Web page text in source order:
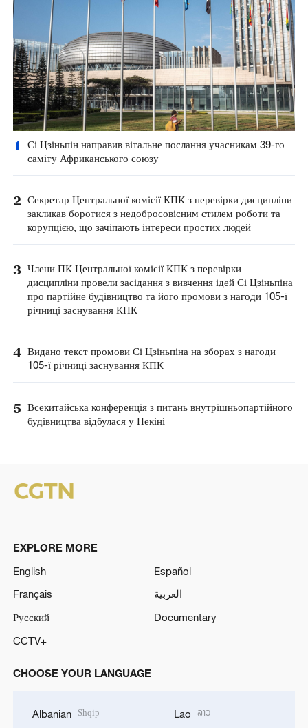
1
Сі Цзіньпін направив вітальне послання учасникам 39-го
саміту Африканського союзу
2 Секретар Центральної комісії КПК з перевірки дисципліни
закликав боротися з недобросовісним стилем роботи та
корупцією, що зачіпають інтереси простих людей
3 Члени ПК Центральної комісії КПК з перевірки
дисципліни провели засідання з вивчення ідей Сі Цзіньпіна
про партійне будівництво та його промови з нагоди 105-ї
річниці заснування КПК
4 Видано текст промови Сі Цзіньпіна на зборах з нагоди
105-ї річниці заснування КПК
5 Всекитайська конференція з питань внутрішньопартійного
будівництва відбулася у Пекіні
EXPLORE MORE
English
Español
Français
العربية
Русский
Documentary
CCTV+
CHOOSE YOUR LANGUAGE
Albanian Shqip Lao ລາວ